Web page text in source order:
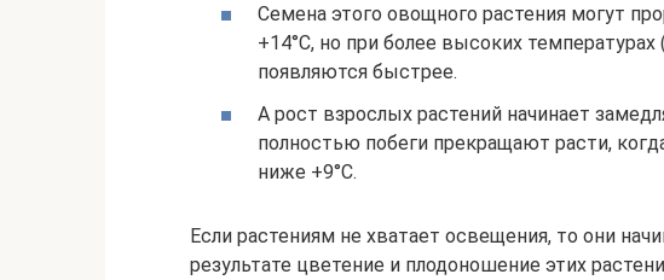
Семена этого овощного растения могут
+14°С, но при более высоких
появляются быстрее.
А рост взрослых растений начинает
полностью побеги прекращают расти,
ниже +9°С.
Если растениям не хватает освещения, то они
результате цветение и плодоношение этих